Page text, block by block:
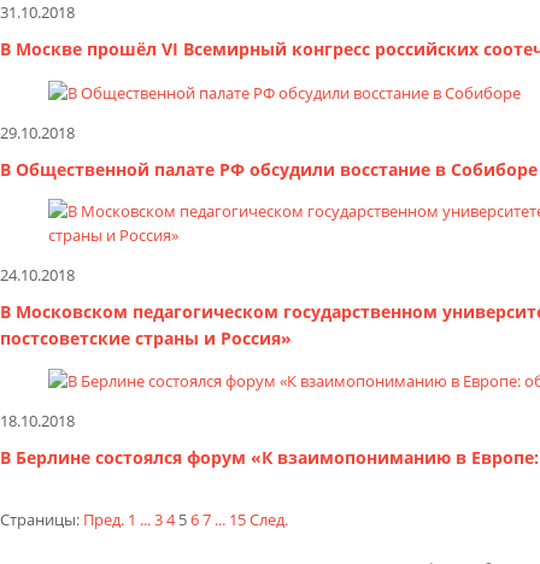
31.10.2018
В Москве прошёл VI Всемирный конгресс российских
29.10.2018
В Общественной палате РФ обсудили восстание в Собиборе
24.10.2018
В Московском педагогическом государственном
постсоветские страны и Россия»
18.10.2018
В Берлине состоялся форум «К взаимопониманию в
Страницы: Пред. 1 ...34 567 ... 15След.